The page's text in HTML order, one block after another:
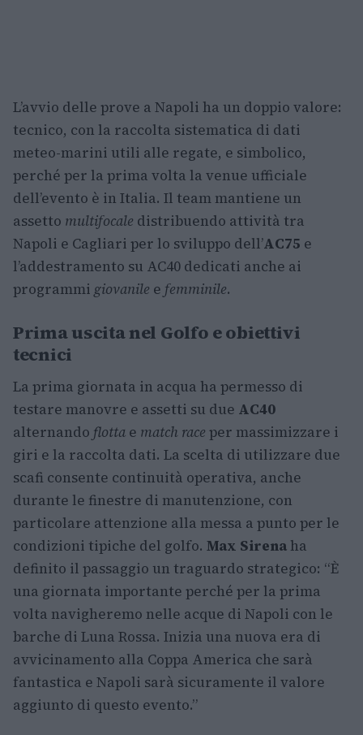
L’avvio delle prove a Napoli ha un doppio valore:
tecnico, con la raccolta sistematica di dati
meteo-marini utili alle regate, e simbolico,
perché per la prima volta la venue ufficiale
dell’evento è in Italia. Il team mantiene un
assetto multifocale distribuendo attività tra
Napoli e Cagliari per lo sviluppo dell’AC75 e
l’addestramento su AC40 dedicati anche ai
programmi giovanile e femminile.
Prima uscita nel Golfo e obiettivi
tecnici
La prima giornata in acqua ha permesso di
testare manovre e assetti su due AC40
alternando flotta e match race per massimizzare i
giri e la raccolta dati. La scelta di utilizzare due
scafi consente continuità operativa, anche
durante le finestre di manutenzione, con
particolare attenzione alla messa a punto per le
condizioni tipiche del golfo. Max Sirena ha
definito il passaggio un traguardo strategico: “È
una giornata importante perché per la prima
volta navigheremo nelle acque di Napoli con le
barche di Luna Rossa. Inizia una nuova era di
avvicinamento alla Coppa America che sarà
fantastica e Napoli sarà sicuramente il valore
aggiunto di questo evento.”